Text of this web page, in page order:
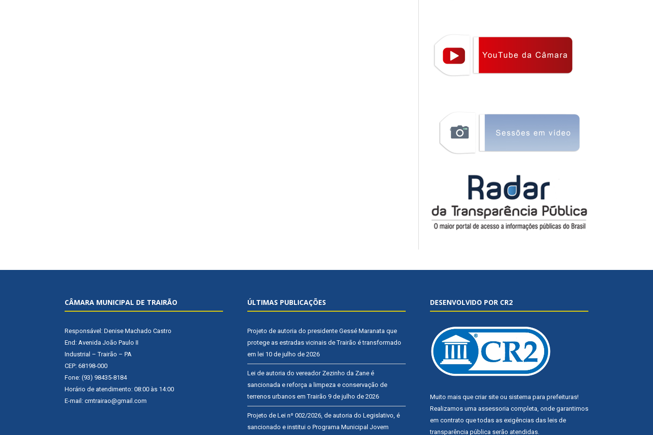
CÂMARA MUNICIPAL DE TRAIRÃO
Responsável: Denise Machado Castro
End: Avenida João Paulo II
Industrial – Trairão – PA
CEP: 68198-000
Fone: (93) 98435-8184
Horário de atendimento: 08:00 às 14:00
E-mail: cmtrairao@gmail.com
ÚLTIMAS PUBLICAÇÕES
Projeto de autoria do presidente Gessé Maranata que
protege as estradas vicinais de Trairão é transformado
em lei 10 de julho de 2026
Lei de autoria do vereador Zezinho da Zane é
sancionada e reforça a limpeza e conservação de
terrenos urbanos em Trairão 9 de julho de 2026
Projeto de Lei nº 002/2026, de autoria do Legislativo, é
sancionado e institui o Programa Municipal Jovem
DESENVOLVIDO POR CR2
Muito mais que criar site ou sistema para prefeituras!
Realizamos uma assessoria completa, onde garantimos
em contrato que todas as exigências das leis de
transparência pública serão atendidas.